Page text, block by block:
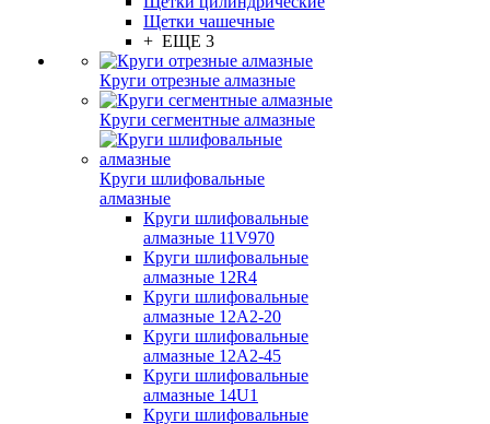
Щетки чашечные
+ ЕЩЕ 3
Круги отрезные алмазные
Круги сегментные алмазные
Круги шлифовальные
алмазные
Круги шлифовальные
алмазные 11V970
Круги шлифовальные
алмазные 12R4
Круги шлифовальные
алмазные 12А2-20
Круги шлифовальные
алмазные 12А2-45
Круги шлифовальные
алмазные 14U1
Круги шлифовальные